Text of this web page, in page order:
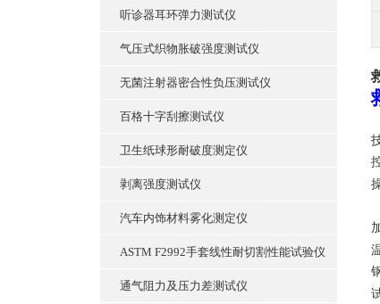
听诊器耳环弹力测试仪
气压式织物胀破强度测试仪
无菌注射器密合性负压测试仪
百格十字刮擦测试仪
卫生纸球形耐破度测定仪
剥离强度测试仪
汽车内饰材料雾化测定仪
ASTM F2992手套线性耐切割性能试验仪
通气阻力及压力差测试仪